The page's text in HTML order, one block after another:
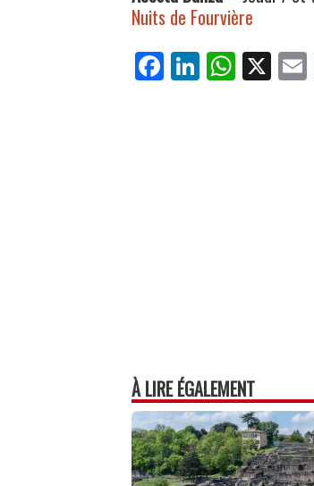
Nuits de Fourvière
Fa
ce
Li
nk
W
ha
X
À LIRE ÉGALEMENT